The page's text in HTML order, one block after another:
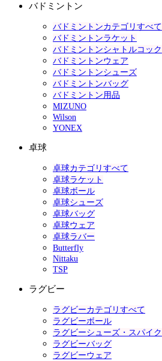
バドミントン
バドミントンカテゴリすべて
バドミントンラケット
バドミントンシャトルコック
バドミントンウェア
バドミントンシューズ
バドミントンバッグ
バドミントン用品
MIZUNO
Wilson
YONEX
卓球
卓球カテゴリすべて
卓球ラケット
卓球ボール
卓球シューズ
卓球バッグ
卓球ウェア
卓球ラバー
Butterfly
Nittaku
TSP
ラグビー
ラグビーカテゴリすべて
ラグビーボール
ラグビーシューズ・スパイク
ラグビーバッグ
ラグビーウェア